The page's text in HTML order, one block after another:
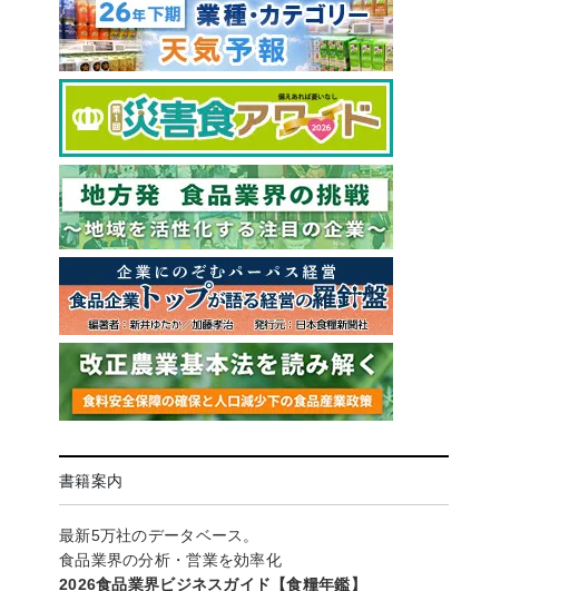
書籍案内
最新5万社のデータベース。
食品業界の分析・営業を効率化
2026食品業界ビジネスガイド【食糧年鑑】